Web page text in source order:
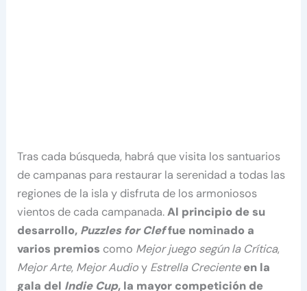
Tras cada búsqueda, habrá que visita los santuarios
de campanas para restaurar la serenidad a todas las
regiones de la isla y disfruta de los armoniosos
vientos de cada campanada.Al principio de su
desarrollo, Puzzles for Cleffue nominado a
varios premios como Mejor juego según la Crítica,
Mejor Arte, Mejor Audioy Estrella Creciente en la
gala del Indie Cup, la mayor competición de